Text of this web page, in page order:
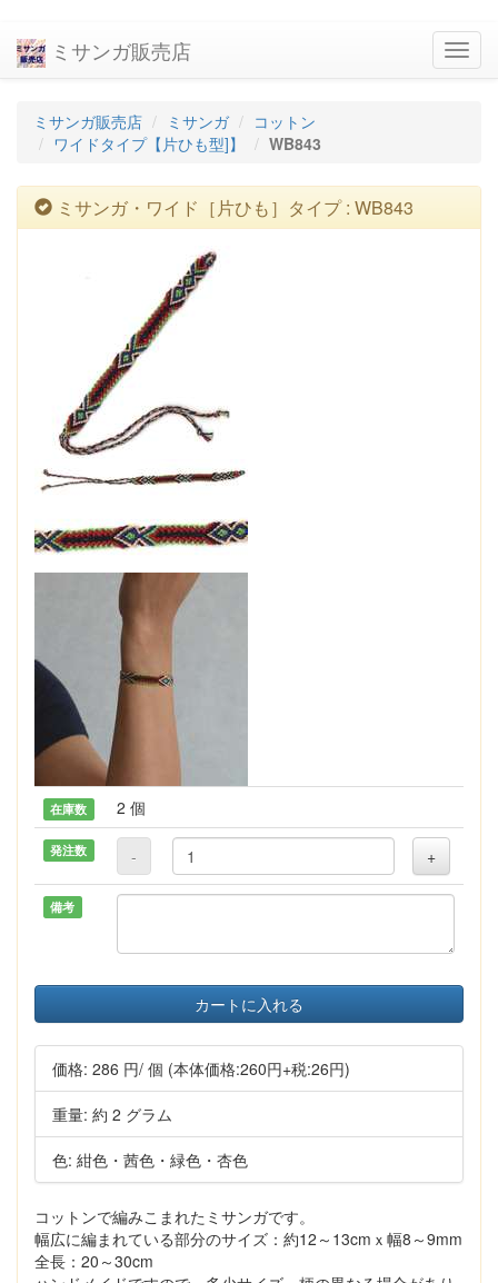
ミサンガ販売店
ミサンガ販売店 ミサンガ
コットン
ワイドタイプ【片ひも型]】
WB843
ミサンガ・ワイド［片ひも］タイプ : WB843
在庫数 2 個
発注数 - +
備考
カートに入れる
価格: 286 円/ 個 (本体価格:260円+税:26円)
重量: 約 2 グラム
色: 紺色・茜色・緑色・杏色
コットンで編みこまれたミサンガです。
幅広に編まれている部分のサイズ：約12～13cmｘ幅8～9mm
全長：20～30cm